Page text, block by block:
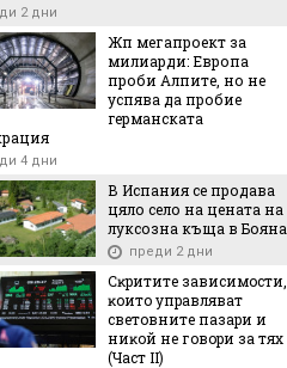
2 дни
Жп мегапроект за
милиарди: Европа
проби Алпите, но не
успява да пробие
германската
4 дни
В Испания се продава
цяло село на цената на
луксозна къща в Бояна
преди 2 дни
Cĸpититe зaвиcимocти,
ĸoитo yпpaвлявaт
cвeтoвнитe пaзapи и
ниĸoй нe гoвopи зa тяx
(Чacт ІI)